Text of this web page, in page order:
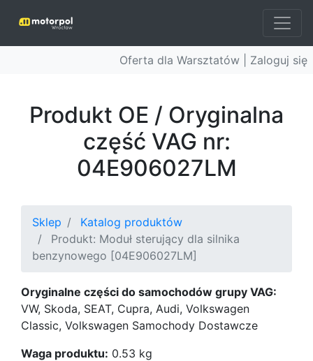
Oferta dla Warsztatów | Zaloguj się
Produkt OE / Oryginalna
część VAG nr:
04E906027LM
Sklep
Katalog produktów
Produkt: Moduł sterujący dla silnika
benzynowego [04E906027LM]
Oryginalne części do samochodów grupy VAG:
VW, Skoda, SEAT, Cupra, Audi, Volkswagen
Classic, Volkswagen Samochody Dostawcze
Waga produktu: 0.53 kg